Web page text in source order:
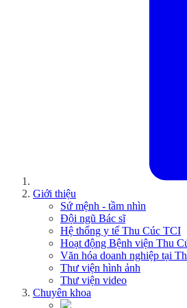
Giới thiệu
Sứ mệnh - tầm nhìn
Đội ngũ Bác sĩ
Hệ thống y tế Thu Cúc TCI
Hoạt động Bệnh viện Thu
Văn hóa doanh nghiệp tại
Thư viện hình ảnh
Thư viện video
Chuyên khoa